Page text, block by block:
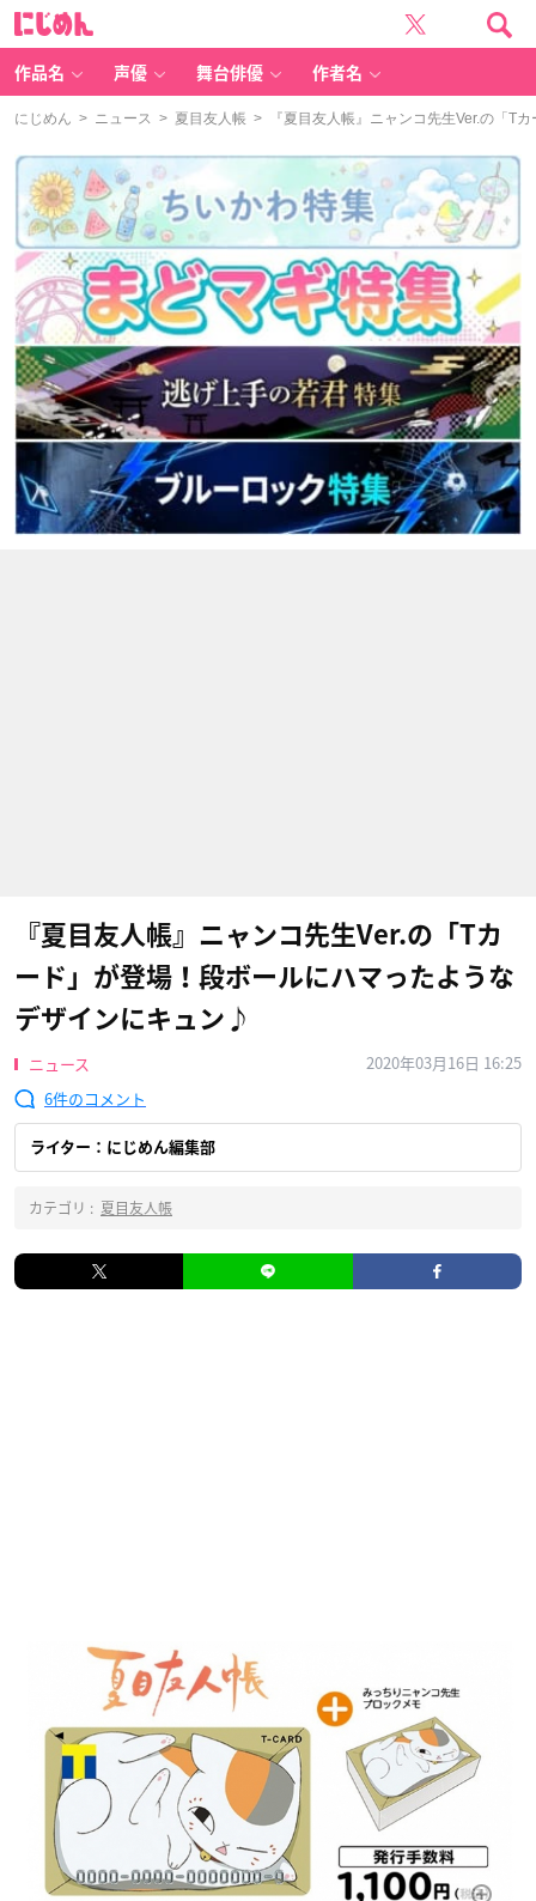
作品名 声優 舞台俳優 作者名
にじめん > ニュース > 夏目友人帳 > 『夏目友人帳』ニャンコ先生Ver.の「T
『夏目友人帳』ニャンコ先生Ver.の「Tカ
ード」が登場！段ボールにハマったような
デザインにキュン♪
ニュース
2020年03月16日 16:25
6
ライター：にじめん編集部
カテゴリ : 夏目友人帳